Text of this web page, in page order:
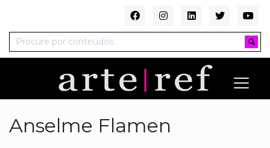
Anselme Flamen